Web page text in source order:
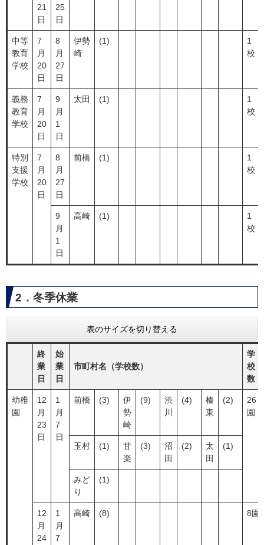
21
日
25
日
中等
教育
学校
7
月
20
日
8
月
27
日
伊勢
崎
(1)
1
校
義務
教育
学校
7
月
20
日
9
月
1
日
太田 (1)
1
校
特別
支援
学校
7
月
20
日
8
月
27
日
前橋 (1)
1
校
9
月
1
日
高崎 (1)
1
校
2．冬季休業
表のサイズを切り替える
終
業
日
始
業
日
市町村名（学校数）
学
校
数
幼稚
園
12
月
23
日
1
月
7
日
前橋 (3)
伊
勢
崎
(9)
渋
川
(4)
榛
東
(2)
26
園
玉村 (1)
甘
楽
(3)
沼
田
(2)
太
田
(1)
みど
り
(1)
12
月
24
1
月
7
高崎 (8) 8園